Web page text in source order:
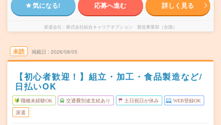
気になる! 応募へ進む 詳しく見る
派遣会社 株式会社綜合キャリアオプション 製造事業部（全国）
未読 掲載日 2026/08/05
【初心者歓迎！】組立・加工・食品製造など/
日払いOK
職種未経験OK 交通費別途支給あり 土日祝日が休み WEB登録OK
派遣